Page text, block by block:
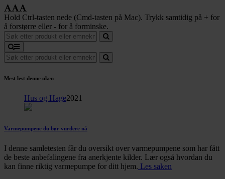
Hold Ctrl-tasten nede (Cmd-tasten på Mac). Trykk samtidig på + for
å forstørre eller - for å forminske.
Mest lest denne uken
Hus og Hage2021
Varmepumpene du bør vurdere nå
I denne samletesten får du oversikt over varmepumpene som har fått
de beste anbefalingene fra anerkjente kilder. Lær også hvordan du
kan finne riktig varmepumpe for ditt hjem. Les saken